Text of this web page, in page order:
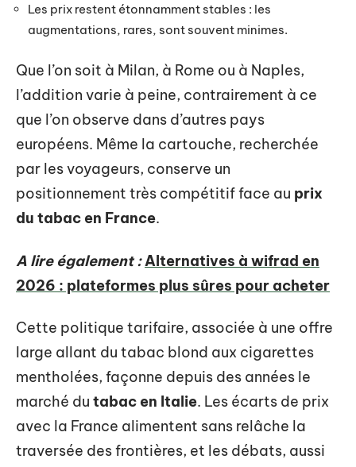
Les prix restent étonnamment stables : les
augmentations, rares, sont souvent minimes.
Que l’on soit à Milan, à Rome ou à Naples,
l’addition varie à peine, contrairement à ce
que l’on observe dans d’autres pays
européens. Même la cartouche, recherchée
par les voyageurs, conserve un
positionnement très compétitif face au prix
du tabac en France.
A lire également : Alternatives à wifrad en
2026 : plateformes plus sûres pour acheter
Cette politique tarifaire, associée à une offre
large allant du tabac blond aux cigarettes
mentholées, façonne depuis des années le
marché du tabac en Italie. Les écarts de prix
avec la France alimentent sans relâche la
traversée des frontières, et les débats, aussi